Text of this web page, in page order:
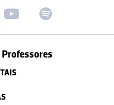
Professores